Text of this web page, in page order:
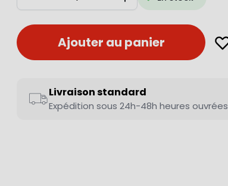
Ajouter au panier
Livraison standard
Expédition sous 24h-48h heures ouvrées